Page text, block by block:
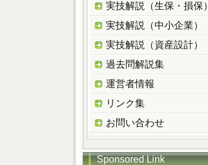
実技解説（生保・損保）
実技解説（中小企業）
実技解説（資産設計）
過去問解説集
運営者情報
リンク集
お問い合わせ
Sponsored Link